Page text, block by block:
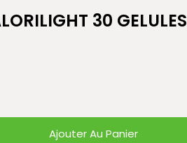
30 GELULES
Ajouter Au Panier